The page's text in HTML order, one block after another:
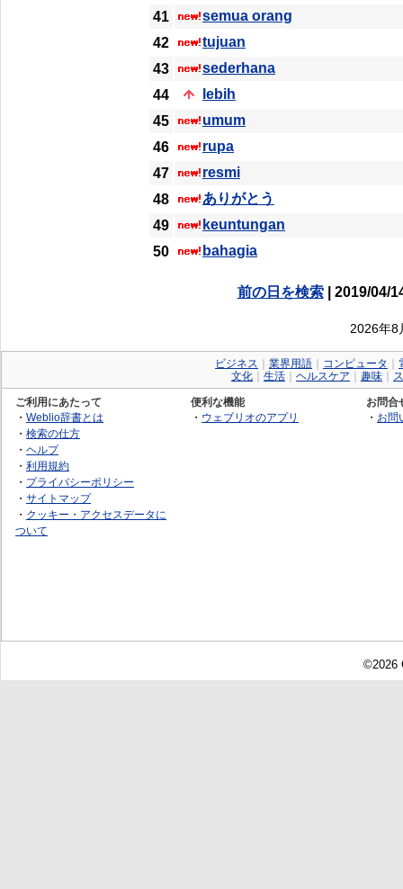
41
semua orang
42
tujuan
43
sederhana
44
lebih
45
umum
46
rupa
47
resmi
48
ありがとう
49
keuntungan
50
bahagia
前の日を検索| 2019/04/
2026年8
ビジネス 業界用語 コンピュータ
文化
生活 ヘルスケア 趣味
ご利用にあたって
・ Weblio辞書とは
・ 検索の仕方
・ ヘルプ
・ 利用規約
・ プライバシーポリシー
・ サイトマップ
・ クッキー・アクセスデータに
ついて
便利な機能
・ ウェブリオのアプリ
お問合
・ お問
©2026